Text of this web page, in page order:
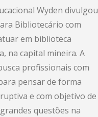
Wyden divulgou
Bibliotecário com
em biblioteca
na capital mineira. A
profissionais com
pensar de forma
e com objetivo de
questões na